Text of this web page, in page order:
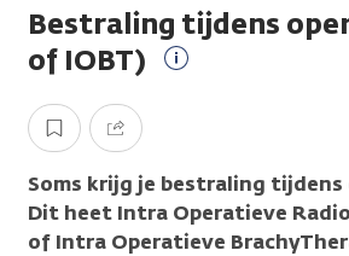
gaanje.
Kanker.nl
Bestraling tijdens
of IOBT)
Opslaan Delen
Soms krijg je bestraling tijdens
Dit heet Intra Operatieve
of Intra Operatieve